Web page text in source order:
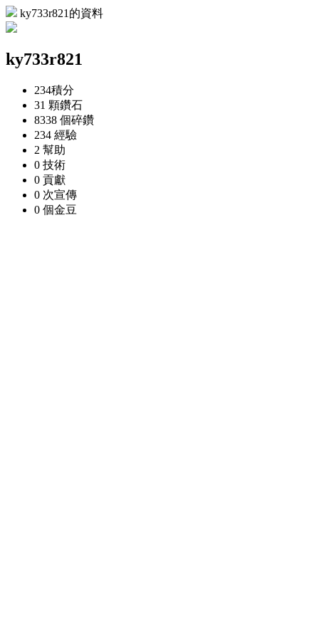
ky733r821的資料
ky733r821
234積分
31 顆鑽石
8338 個碎鑽
234 經驗
2 幫助
0 技術
0 貢獻
0 次宣傳
0 個金豆